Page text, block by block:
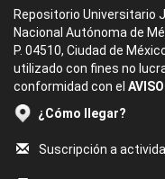
Repositorio Universitario
Nacional Autónoma de
P. 04510, Ciudad de
utilizado con fines no
conformidad con el
¿Cómo llegar?
Suscripción a